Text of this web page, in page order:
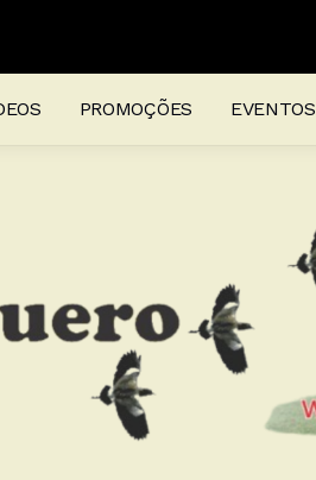
Musical
PROMOÇÕES EVENTOS